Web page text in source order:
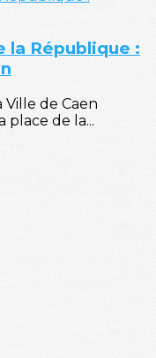
la République :
de Caen
de la...